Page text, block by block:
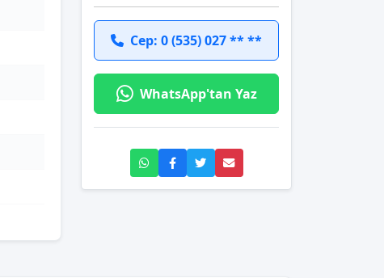
Cep: 0 (535) 027 ** **
WhatsApp'tan Yaz